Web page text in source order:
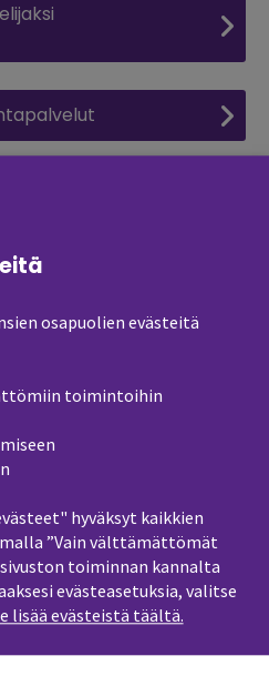
osapuolien evästeitä
toimintoihin
hyväksyt kaikkien
”Vain välttämättömät
toiminnan kannalta
evästeasetuksia, valitse
lisää evästeistä täältä.